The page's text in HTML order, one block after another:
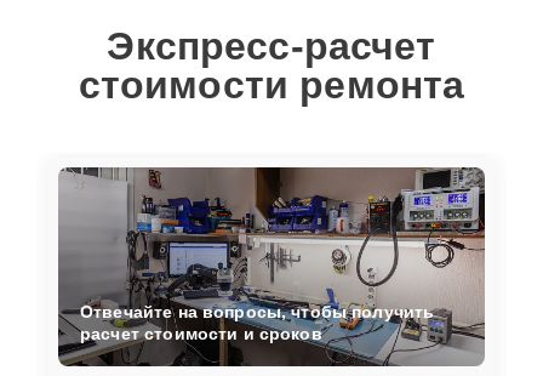
Экспресс-расчет
стоимости ремонта
Отвечайте на вопросы, чтобы получить
расчет стоимости и сроков